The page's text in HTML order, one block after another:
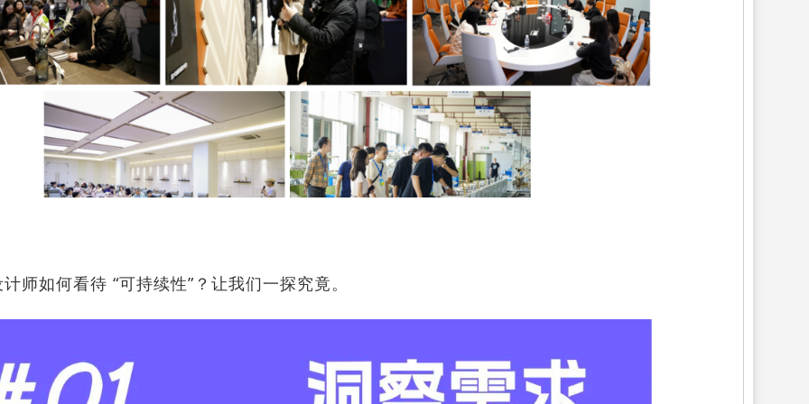
师如何看待 “可持续性”？让我们一探究竟。